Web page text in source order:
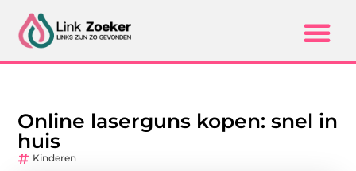
Online laserguns kopen: snel in
huis
Kinderen